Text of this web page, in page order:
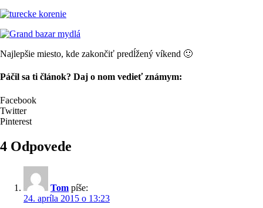
Najlepšie miesto, kde zakončiť predĺžený víkend 🙂
Páčil sa ti článok? Daj o nom vedieť známym:
Facebook
Twitter
Pinterest
4 Odpovede
Tom píše:
24. apríla 2015 o 13:23